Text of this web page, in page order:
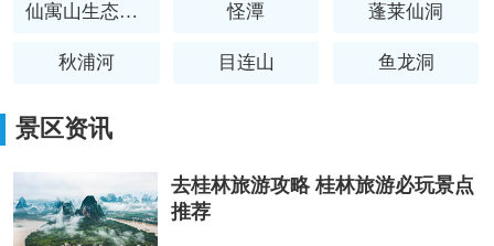
仙寓山生态旅游区 怪潭 蓬莱仙洞
秋浦河 目连山 鱼龙洞
仙寓山
景区资讯
去桂林旅游攻略 桂林旅游必玩景点
推荐